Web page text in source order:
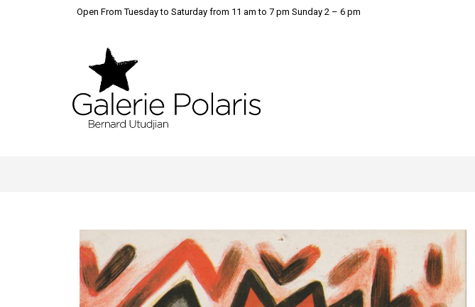
Open From Tuesday to Saturday from 11 am to 7 pm Sunday 2 – 6 pm